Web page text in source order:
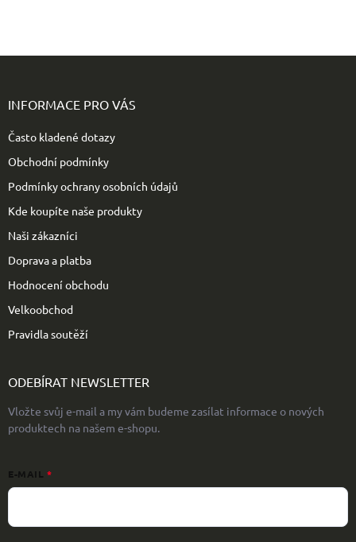
INFORMACE PRO VÁS
Často kladené dotazy
Obchodní podmínky
Podmínky ochrany osobních údajů
Kde koupíte naše produkty
Naši zákazníci
Doprava a platba
Hodnocení obchodu
Velkoobchod
Pravidla soutěží
ODEBÍRAT NEWSLETTER
Vložte svůj e-mail a my vám budeme zasílat informace o nových
produktech na našem e-shopu.
E-MAIL